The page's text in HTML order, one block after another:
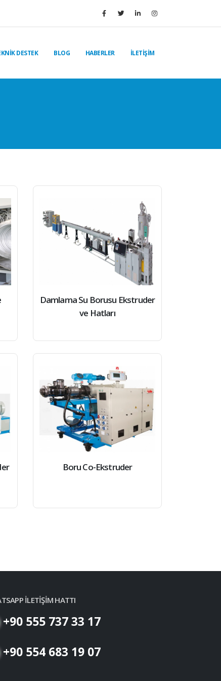
DESTEK BLOG HABERLER İLETİŞİM
Damlama Su Borusu Ekstruder
ve Hatları
Boru Co-Ekstruder
İLETİŞİM HATTI
+90 555 737 33 17
+90 554 683 19 07